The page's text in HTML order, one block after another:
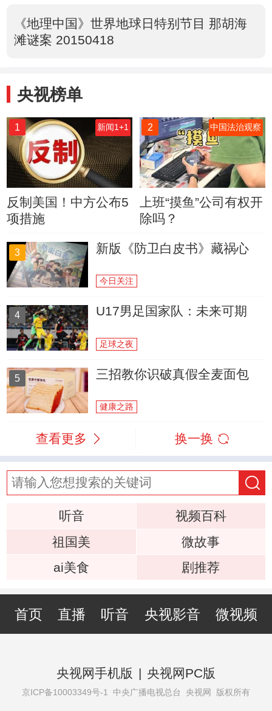
《地理中国》世界地球日特别节目 那胡海
滩谜案 20150418
央视榜单
1 新闻1+1
反制美国！中方公布5
项措施
2 中国法治观察
上班“摸鱼”公司有权开
除吗？
3 新版《防卫白皮书》藏祸心
今日关注
4 U17男足国家队：未来可期
足球之夜
5 三招教你识破真假全麦面包
健康之路
查看更多 换一换
听音
视频百科
祖国美
微故事
ai美食
剧推荐
首页 直播 听音 央视影音 微视频
央视网手机版 | 央视网PC版
京ICP备10003349号-1 中央广播电视总台 央视网 版权所有